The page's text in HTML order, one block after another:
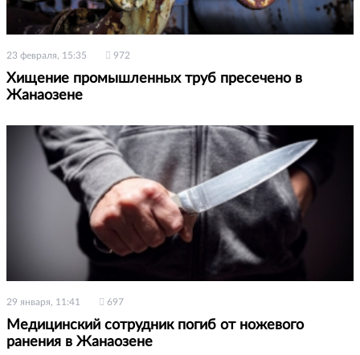
23 февраля, 15:35 972
Хищение промышленных труб пресечено в
Жанаозене
29 января, 11:41 697
Медицинский сотрудник погиб от ножевого
ранения в Жанаозене